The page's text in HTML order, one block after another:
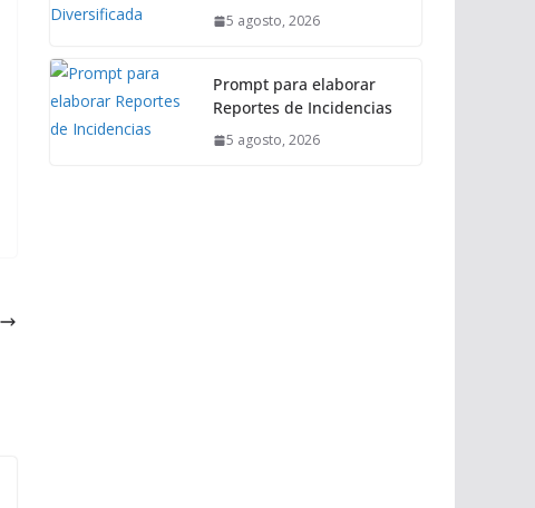
5 agosto, 2026
Prompt para elaborar
Reportes de Incidencias
5 agosto, 2026